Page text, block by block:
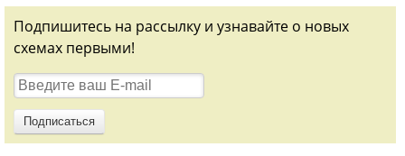
Подпишитесь на рассылку и узнавайте о новых
схемах первыми!